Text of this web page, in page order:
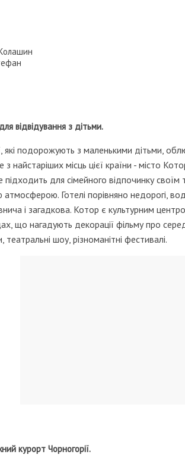
відвідування з дітьми.
які подорожують з маленькими дітьми,
з найстаріших місць цієї країни - місто
підходить для сімейного відпочинку своїм
Готелі порівняно недорогі,
і загадкова. Котор є культурним
що нагадують декорації фільму про
театральні шоу, різноманітні фестивалі.
курорт Чорногорії.